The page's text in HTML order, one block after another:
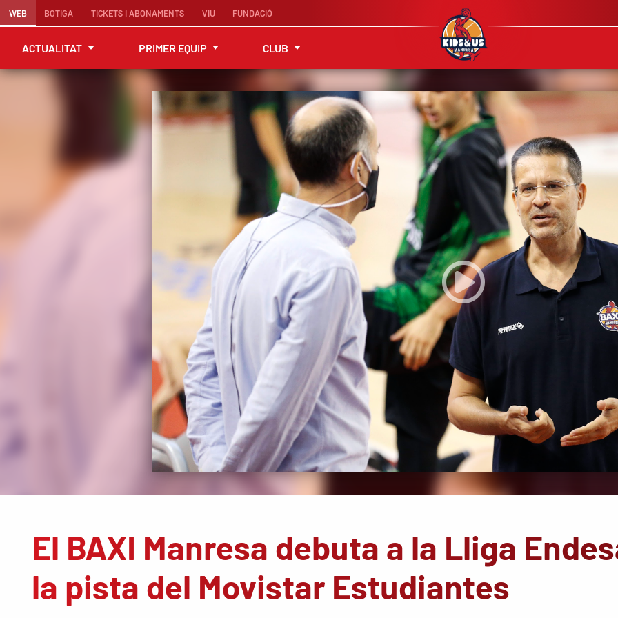
WEB BOTIGA TICKETS I ABONAMENTS VIU FUNDACIÓ
ACTUALITAT PRIMER EQUIP CLUB
El BAXI Manresa debuta a la Lliga
la pista del Movistar Estudiantes